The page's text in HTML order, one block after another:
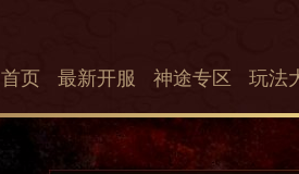
首页 最新开服 神途专区 玩法